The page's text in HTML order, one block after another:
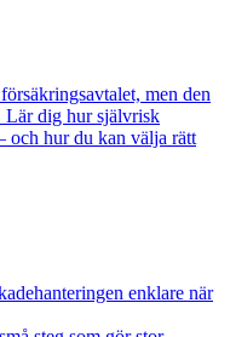
men den
Lär dig hur självrisk
och hur du kan välja rätt
enklare när